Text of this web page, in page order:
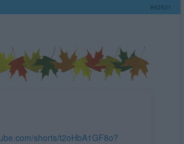
#42931
shorts/t2oHbA1GF8o?